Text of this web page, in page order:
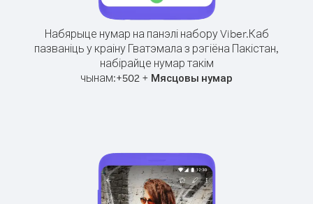
Набярыце нумар на панэлі набору Viber.Каб
пазваніць у краіну Гватэмала з рэгіёна Пакістан,
набірайце нумар такім
чынам:+502 + Мясцовы нумар